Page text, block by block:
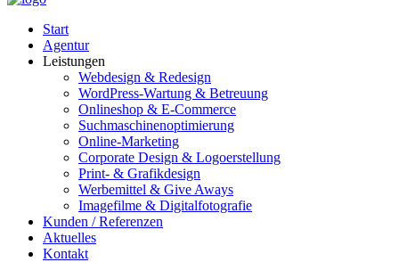
Start
Agentur
Leistungen
Webdesign & Redesign
WordPress-Wartung & Betreuung
Onlineshop & E-Commerce
Suchmaschinenoptimierung
Online-Marketing
Corporate Design & Logoerstellung
Print- & Grafikdesign
Werbemittel & Give Aways
Imagefilme & Digitalfotografie
Kunden / Referenzen
Aktuelles
Kontakt